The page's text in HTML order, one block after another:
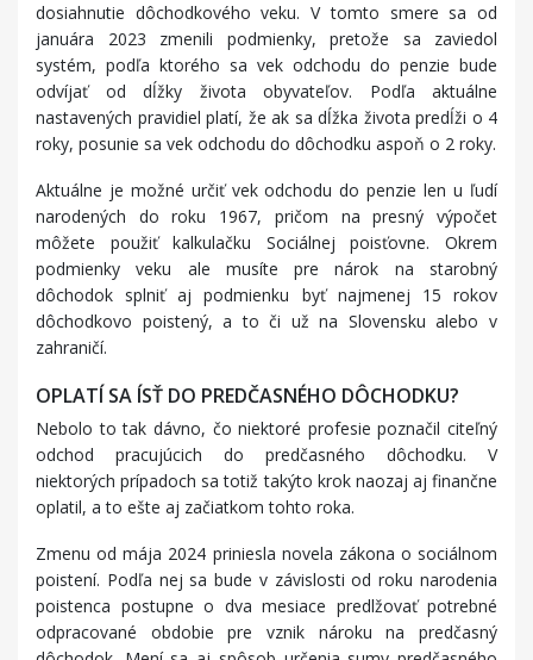
dosiahnutie dôchodkového veku. V tomto smere sa od
januára 2023 zmenili podmienky, pretože sa zaviedol
systém, podľa ktorého sa vek odchodu do penzie bude
odvíjať od dĺžky života obyvateľov. Podľa aktuálne
nastavených pravidiel platí, že ak sa dĺžka života predĺži o 4
roky, posunie sa vek odchodu do dôchodku aspoň o 2 roky.
Aktuálne je možné určiť vek odchodu do penzie len u ľudí
narodených do roku 1967, pričom na presný výpočet
môžete použiť kalkulačku Sociálnej poisťovne. Okrem
podmienky veku ale musíte pre nárok na starobný
dôchodok splniť aj podmienku byť najmenej 15 rokov
dôchodkovo poistený, a to či už na Slovensku alebo v
zahraničí.
OPLATÍ SA ÍSŤ DO PREDČASNÉHO DÔCHODKU?
Nebolo to tak dávno, čo niektoré profesie poznačil citeľný
odchod pracujúcich do predčasného dôchodku. V
niektorých prípadoch sa totiž takýto krok naozaj aj finančne
oplatil, a to ešte aj začiatkom tohto roka.
Zmenu od mája 2024 priniesla novela zákona o sociálnom
poistení. Podľa nej sa bude v závislosti od roku narodenia
poistenca postupne o dva mesiace predlžovať potrebné
odpracované obdobie pre vznik nároku na predčasný